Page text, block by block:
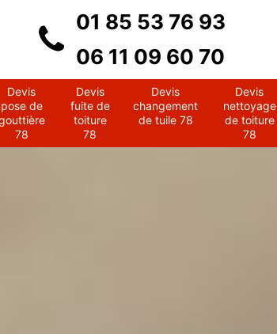
01 85 53 76 93
06 11 09 60 70
Devis
pose de
78
Devis
fuite de
toiture
78
Devis
changement
de tuile 78
Devis
nettoyage
de toiture
78